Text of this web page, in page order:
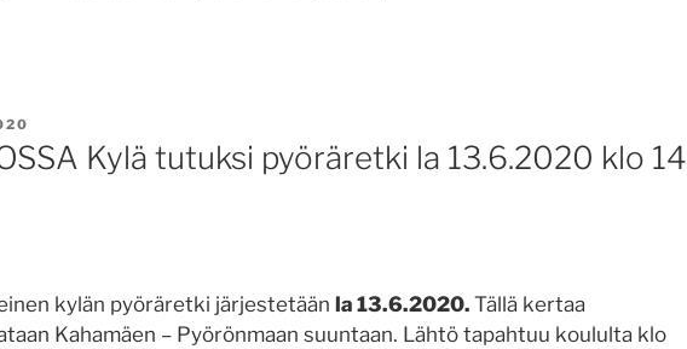
Kylä tutuksi pyöräretki la 13.6.2020 klo 14
kylän pyöräretki järjestetäänla 13.6.2020.Tällä kertaa
Kahamäen – Pyörönmaan suuntaan. Lähtö tapahtuu koululta klo